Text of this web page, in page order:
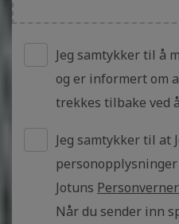
Jeg samtykker til å
og er informert om
trekkes tilbake ved å
Jeg samtykker til at
Jotuns
Når du sender inn